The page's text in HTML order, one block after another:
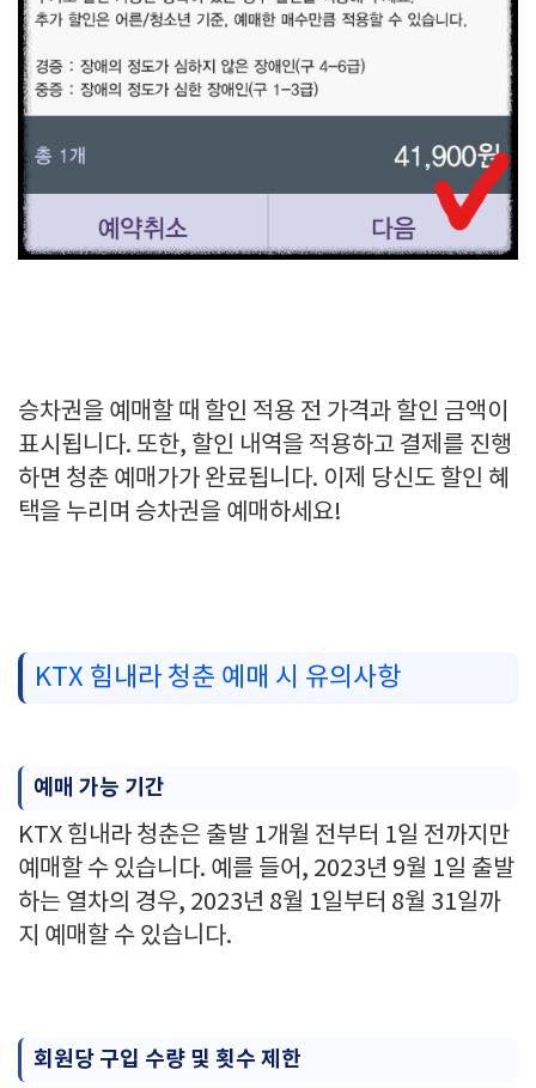
승차권을 예매할 때 할인 적용 전 가격과 할인 금액이
표시됩니다. 또한, 할인 내역을 적용하고 결제를 진행
하면 청춘 예매가가 완료됩니다. 이제 당신도 할인 혜
택을 누리며 승차권을 예매하세요!
KTX 힘내라 청춘 예매 시 유의사항
예매 가능 기간
KTX 힘내라 청춘은 출발 1개월 전부터 1일 전까지만
예매할 수 있습니다. 예를 들어, 2023년 9월 1일 출발
하는 열차의 경우, 2023년 8월 1일부터 8월 31일까
지 예매할 수 있습니다.
회원당 구입 수량 및 횟수 제한